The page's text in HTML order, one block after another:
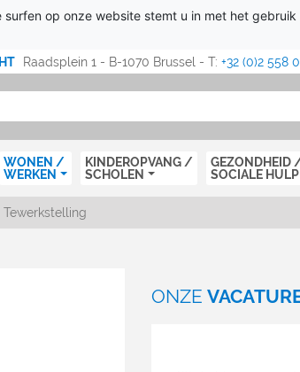
op onze website stemt u in met het
Raadsplein 1 - B-1070 Brussel - T: +32 (0)2 558
WONEN /
WERKEN
KINDEROPVANG /
SCHOLEN
GEZONDHEID
SOCIALE HULP
Tewerkstelling
ONZE